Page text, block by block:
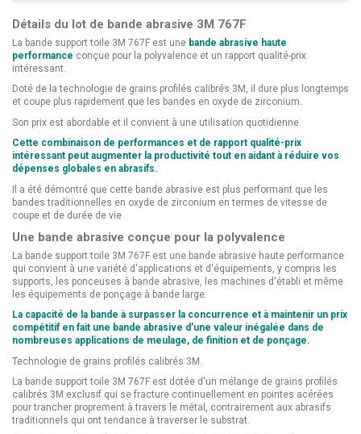
Détails du lot de bande abrasive 3M 767F
La bande support toile 3M 767F est une bande abrasive haute
performance conçue pour la polyvalence et un rapport qualité-prix
intéressant.
Doté de la technologie de grains profilés calibrés 3M, il dure plus longtemps
et coupe plus rapidement que les bandes en oxyde de zirconium.
Son prix est abordable et il convient à une utilisation quotidienne.
Cette combinaison de performances et de rapport qualité-prix
intéressant peut augmenter la productivité tout en aidant à réduire vos
dépenses globales en abrasifs.
Il a été démontré que cette bande abrasive est plus performant que les
bandes traditionnelles en oxyde de zirconium en termes de vitesse de
coupe et de durée de vie
Une bande abrasive conçue pour la polyvalence
La bande support toile 3M 767F est une bande abrasive haute performance
qui convient à une variété d'applications et d'équipements, y compris les
supports, les ponceuses à bande abrasive, les machines d'établi et même
les équipements de ponçage à bande large.
La capacité de la bande à surpasser la concurrence et à maintenir un prix
compétitif en fait une bande abrasive d'une valeur inégalée dans de
nombreuses applications de meulage, de finition et de ponçage.
Technologie de grains profilés calibrés 3M.
La bande support toile 3M 767F est dotée d'un mélange de grains profilés
calibrés 3M exclusif qui se fracture continuellement en pointes acérées
pour trancher proprement à travers le métal, contrairement aux abrasifs
traditionnels qui ont tendance à traverser le substrat.